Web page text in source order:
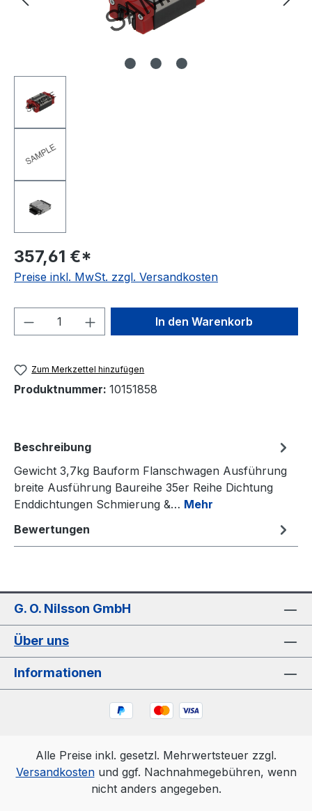
357,61 €*
Preise inkl. MwSt. zzgl. Versandkosten
Produkt Anzahl: Gib denIn den Warenkorb
Zum Merkzettel hinzufügen
Produktnummer: 10151858
Beschreibung
Gewicht 3,7kg Bauform Flanschwagen Ausführung
breite Ausführung Baureihe 35er Reihe Dichtung
Enddichtungen Schmierung &… Mehr
Bewertungen
G. O. Nilsson GmbH
Über uns
Informationen
Alle Preise inkl. gesetzl. Mehrwertsteuer zzgl.
Versandkostenund ggf. Nachnahmegebühren, wenn
nicht anders angegeben.